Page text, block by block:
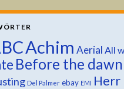
Achim Aerial All
Before the dawn
Del Palmer ebay EMI Herr